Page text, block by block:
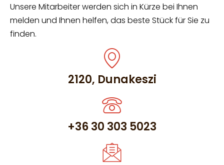
Unsere Mitarbeiter werden sich in Kürze bei Ihnen
melden und Ihnen helfen, das beste Stück für Sie zu
finden.
2120, Dunakeszi
+36 30 303 5023